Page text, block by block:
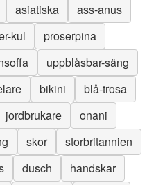
asiatiska
ass-anus
kul
proserpina
uppblåsbar-säng
bikini
blå-trosa
jordbrukare
onani
skor
storbritannien
dusch
handskar